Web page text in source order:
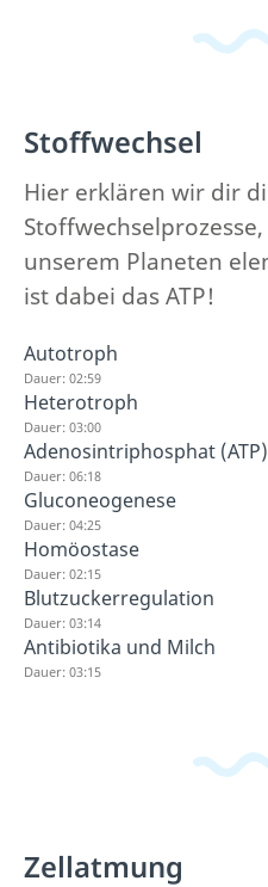
Stoffwechsel
Hier erklären wir dir
unserem Planeten
ist dabei das ATP!
Autotroph
Dauer: 02:59
Heterotroph
Dauer: 03:00
Adenosintriphosphat (ATP)
Dauer: 06:18
Gluconeogenese
Dauer: 04:25
Homöostase
Dauer: 02:15
Blutzuckerregulation
Dauer: 03:14
Antibiotika und Milch
Dauer: 03:15
Zellatmung